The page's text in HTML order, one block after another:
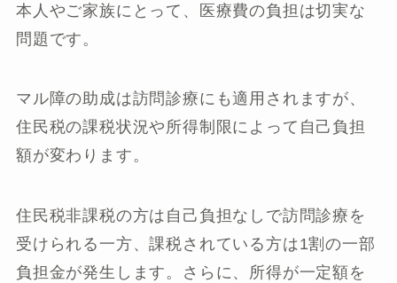
本人やご家族にとって、医療費の負担は切実な
問題です。
マル障の助成は訪問診療にも適用されますが、
住民税の課税状況や所得制限によって自己負担
額が変わります。
住民税非課税の方は自己負担なしで訪問診療を
受けられる一方、課税されている方は1割の一部
負担金が発生します。さらに、所得が一定額を